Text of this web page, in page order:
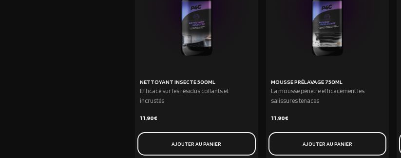
NETTOYANT INSECTE 500ML
Efficace sur les résidus collants et
incrustés
11,90€
AJOUTER AU PANIER
MOUSSE PRÉLAVAGE 750ML
La mousse pénètre efficacement les
salissures tenaces
11,90€
AJOUTER AU PANIER